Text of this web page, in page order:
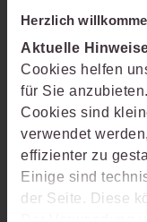
Herzlich
Aktuelle
Cookies helfen
für Sie anzubieten.
Cookies sind
verwendet
effizienter zu
Einige sind
der Seite. Diese
Erhalten Sie einen
Möglichkeiten Ihnen
Arbeitsprozesse